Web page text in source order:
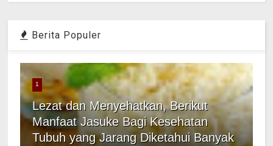
Berita Populer
1
Lezat dan Menyehatkan, Berikut
Manfaat Jasuke Bagi Kesehatan
Tubuh yang Jarang Diketahui Banyak